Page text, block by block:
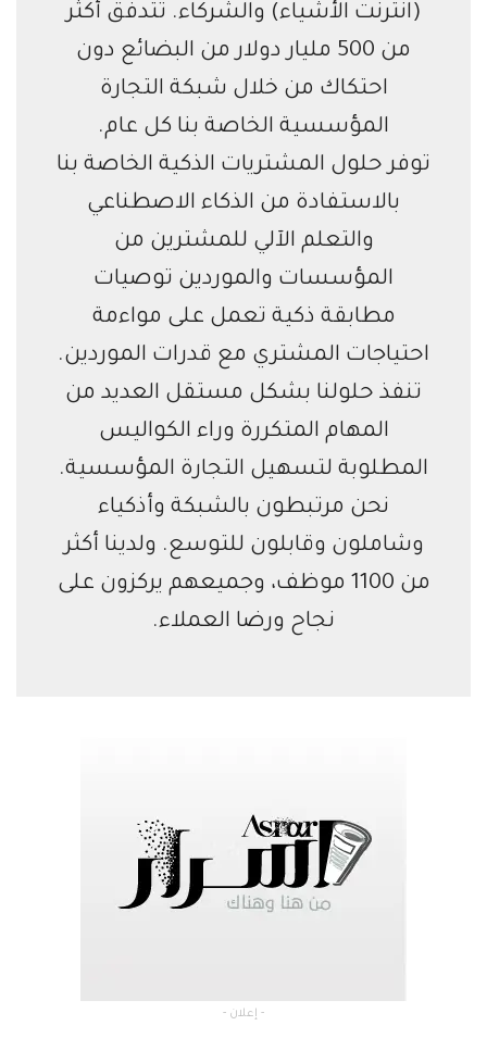
(انترنت الأشياء) والشركاء. تتدفق أكثر
من 500 مليار دولار من البضائع دون
احتكاك من خلال شبكة التجارة
المؤسسية الخاصة بنا كل عام.
توفر حلول المشتريات الذكية الخاصة بنا
بالاستفادة من الذكاء الاصطناعي
والتعلم الآلي للمشترين من
المؤسسات والموردين توصيات
مطابقة ذكية تعمل على مواءمة
احتياجات المشتري مع قدرات الموردين.
تنفذ حلولنا بشكل مستقل العديد من
المهام المتكررة وراء الكواليس
المطلوبة لتسهيل التجارة المؤسسية.
نحن مرتبطون بالشبكة وأذكياء
وشاملون وقابلون للتوسع. ولدينا أكثر
من 1100 موظف، وجميعهم يركزون على
نجاح ورضا العملاء.
- إعلان -